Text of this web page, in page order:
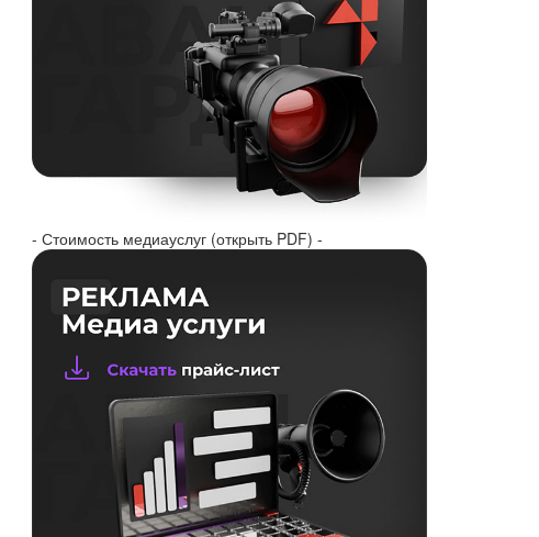
- Стоимость медиауслуг (открыть PDF) -